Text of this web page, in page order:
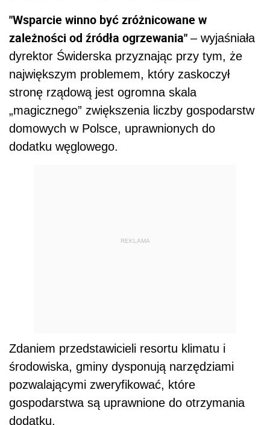
"Wsparcie winno być zróżnicowane w
zależności od źródła ogrzewania" – wyjaśniała
dyrektor Świderska przyznając przy tym, że
największym problemem, który zaskoczył
stronę rządową jest ogromna skala
„magicznego” zwiększenia liczby gospodarstw
domowych w Polsce, uprawnionych do
dodatku węglowego.
REKLAMA
Zdaniem przedstawicieli resortu klimatu i
środowiska, gminy dysponują narzędziami
pozwalającymi zweryfikować, które
gospodarstwa są uprawnione do otrzymania
dodatku.